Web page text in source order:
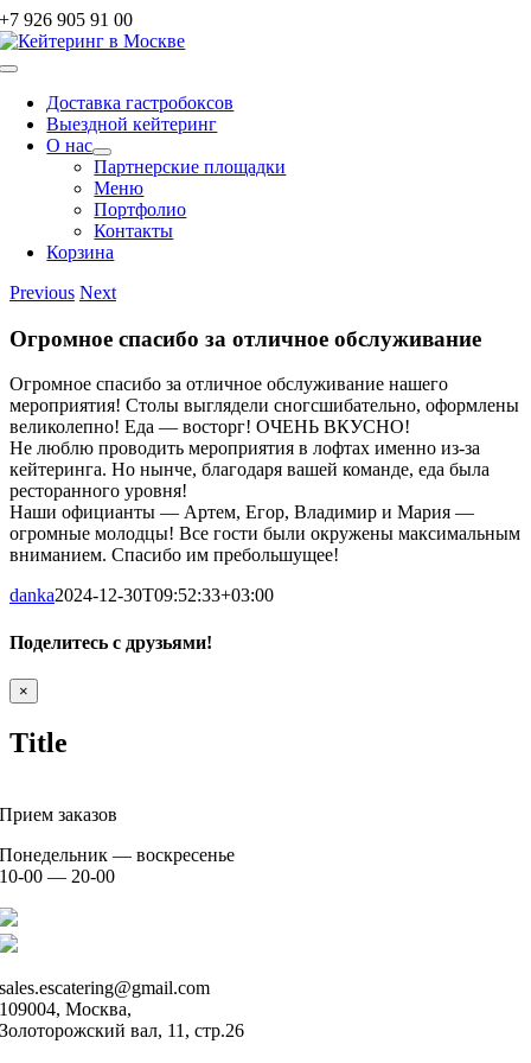
Skip
to
content
+7 926 905 91 00
Toggle
NavigationДоставка гастробоксов
Выездной кейтеринг
О нас
Партнерские площадки
Меню
Портфолио
Контакты
Корзина
Previous Next
Огромное спасибо за отличное обслуживание
Огромное спасибо за отличное обслуживание нашего
мероприятия! Столы выглядели сногсшибательно, оформлены
великолепно! Еда — восторг! ОЧЕНЬ ВКУСНО!
Не люблю проводить мероприятия в лофтах именно из-за
кейтеринга. Но нынче, благодаря вашей команде, еда была
ресторанного уровня!
Наши официанты — Артем, Егор, Владимир и Мария —
огромные молодцы! Все гости были окружены максимальным
вниманием. Спасибо им пребольшущее!
danka2024-12-30T09:52:33+03:00
Поделитесь с друзьями!
Facebook
WhatsApp
Telegram
VkClose
product
×
Title
Прием заказов
Понедельник — воскресенье
10-00 — 20-00
sales.escatering@gmail.com
109004, Москва,
Золоторожский вал, 11, стр.26